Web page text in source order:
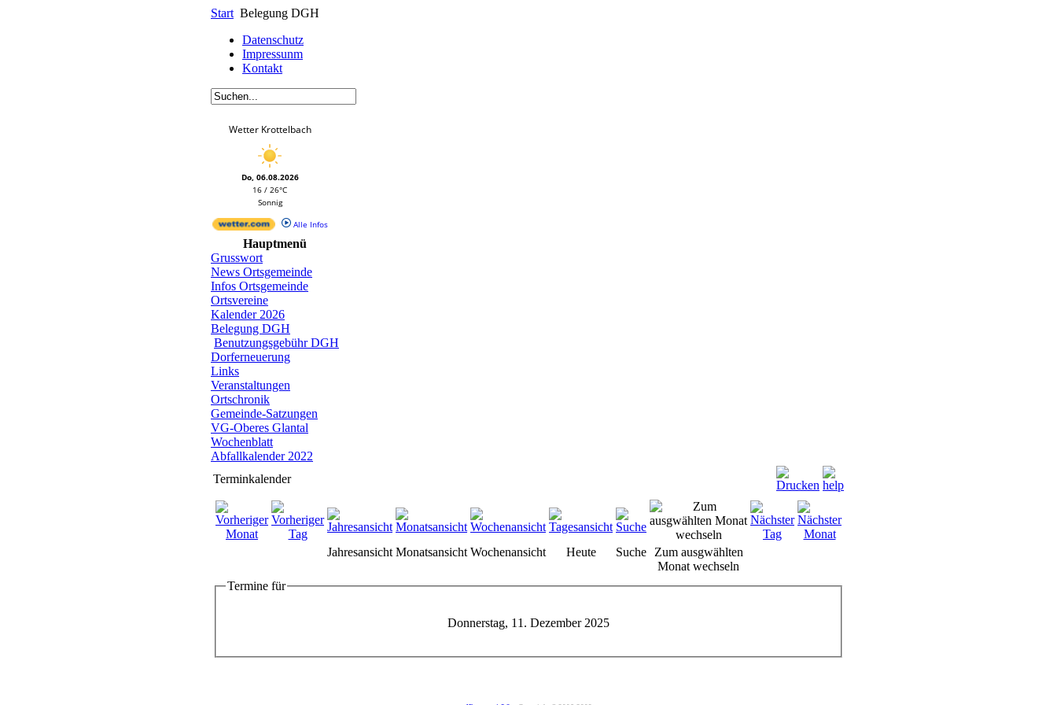
Start Belegung DGH
Datenschutz
Impressunm
Kontakt
Wetter Krottelbach
Do, 06.08.2026
16 / 26°C
Sonnig
Alle Infos
Hauptmenü
Grusswort
News Ortsgemeinde
Infos Ortsgemeinde
Ortsvereine
Kalender 2026
Belegung DGH
Benutzungsgebühr DGH
Dorferneuerung
Links
Veranstaltungen
Ortschronik
Gemeinde-Satzungen
VG-Oberes Glantal
Wochenblatt
Abfallkalender 2022
Terminkalender
Jahresansicht Monatsansicht Wochenansicht Heute Suche
Zum ausgwählten
Monat wechseln
Termine für
Donnerstag, 11. Dezember 2025